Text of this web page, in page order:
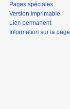
Pages spéciales
Version imprimable
Lien permanent
Information sur la page